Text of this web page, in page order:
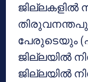
ജില്ലകളില്‍
പേരുടെയും
ജില്ലയില്‍
ജില്ലയില്‍